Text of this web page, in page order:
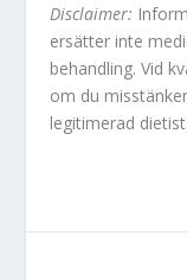
Disclaimer:
ersätter inte
behandling. Vid
om du
legitimerad dietist.